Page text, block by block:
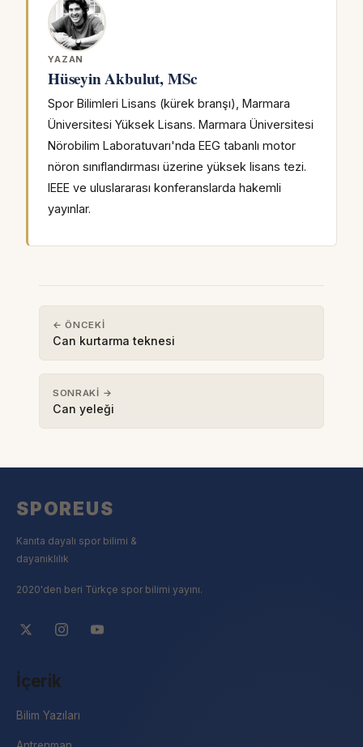
YAZAN
Hüseyin Akbulut, MSc
Spor Bilimleri Lisans (kürek branşı), Marmara
Üniversitesi Yüksek Lisans. Marmara Üniversitesi
Nörobilim Laboratuvarı'nda EEG tabanlı motor
nöron sınıflandırması üzerine yüksek lisans tezi.
IEEE ve uluslararası konferanslarda hakemli
yayınlar.
← ÖNCEKI
Can kurtarma teknesi
SONRAKI →
Can yeleği
SPOREUS
Kanıta dayalı spor bilimi &
dayanıklılık
2020'den beri Türkçe spor bilimi yayını.
İçerik
Bilim Yazıları